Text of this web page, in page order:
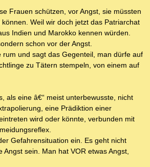
Frauen schützen, vor Angst, sie müssten
Weil wir doch jetzt das Patriarchat
Indien und Marokko kennen würden.
schon vor der Angst.
rum und sagt das Gegenteil, man dürfe auf
zu Tätern stempeln, von einem auf
als eine â€“ meist unterbewusste, nicht
eine Prädiktion einer
wird oder könnte, verbunden mit
Gefahrensituation ein. Es geht nicht
Angst sein. Man hat VOR etwas Angst,